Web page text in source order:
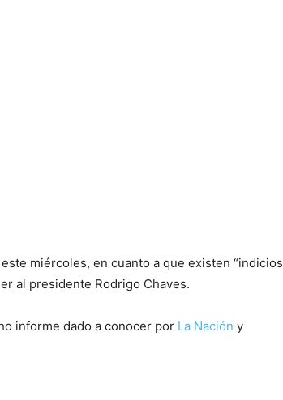
miércoles, en cuanto a que existen “indicios
al presidente Rodrigo Chaves.
informe dado a conocer por La Nación y